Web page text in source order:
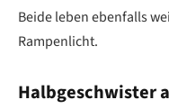
Beide leben ebenfalls
Rampenlicht.
Halbgeschwister